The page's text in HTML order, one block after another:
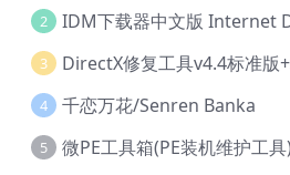
2
3 DirectX修复工具v4.4标准版
4 千恋万花/Senren Banka
5 微PE工具箱(PE装机维护工